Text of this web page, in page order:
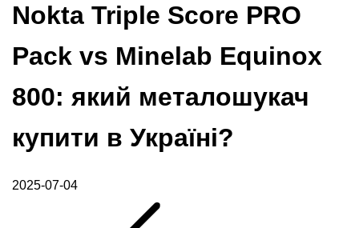
Nokta Triple Score PRO
Pack vs Minelab Equinox
800: який металошукач
купити в Україні?
2025-07-04